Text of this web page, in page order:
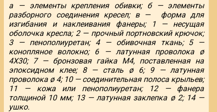
а — элементы крепления обивки; б — элементы
разборного соединения кресел; в — форма для
изгибания и наклеивания фанеры; 1 — несущая
оболочка кресла; 2 — прочный портновский крючок;
3 — пенополиуретан; 4 — обивочная ткань; 5 —
конопляное волокно; 6 — латунная проволока ø
4X30; 7 — бронзовая гайка М4, поставленная на
эпоксидном клее; 8 — сталь ø6; 9 — латунная
проволока ø 4; 10 — соединительная полоса крыльев;
11 — кожа или пенополиуретан; 12 — фанера
толщиной 10 мм; 13 — латунная заклепка ø 2; 14 —
ушко.